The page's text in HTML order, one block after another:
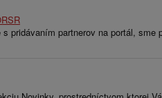
s pridávaním partnerov na portál,